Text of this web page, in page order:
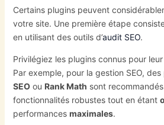
Certains plugins peuvent
votre site. Une première étape
en utilisant des outils d’audit SEO.
Privilégiez les plugins connus pour
Par exemple, pour la gestion SEO,
SEOou Rank Math sont
fonctionnalités robustes tout en étant
performances maximales.